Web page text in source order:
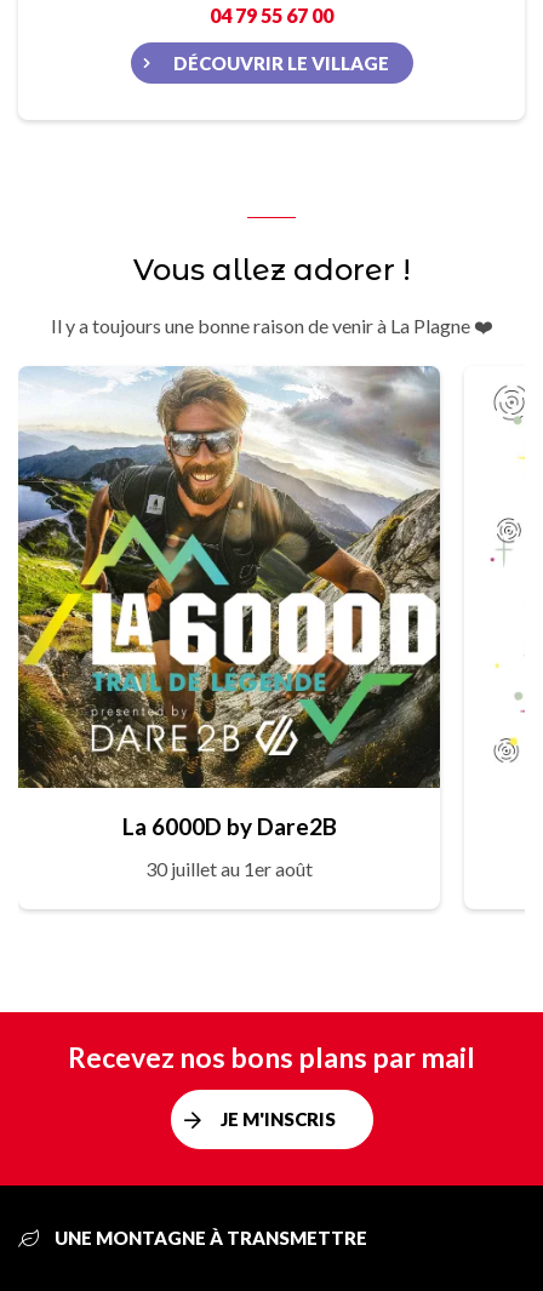
04 79 55 67 00
DÉCOUVRIR LE VILLAGE
Vous allez adorer !
Il y a toujours une bonne raison de venir à La Plagne ❤️
La 6000D by Dare2B
30 juillet au 1er août
Recevez nos bons plans par mail
JE M'INSCRIS
UNE MONTAGNE À TRANSMETTRE